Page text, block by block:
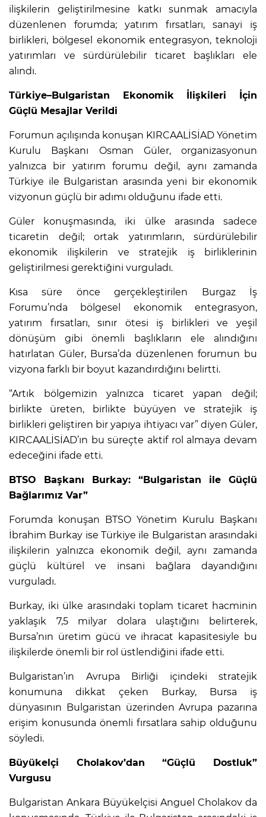
ilişkilerin geliştirilmesine katkı sunmak amacıyla
düzenlenen forumda; yatırım fırsatları, sanayi iş
birlikleri, bölgesel ekonomik entegrasyon, teknoloji
yatırımları ve sürdürülebilir ticaret başlıkları ele
alındı.
Türkiye–Bulgaristan Ekonomik İlişkileri İçin
Güçlü Mesajlar Verildi
Forumun açılışında konuşan KIRCAALİSİAD Yönetim
Kurulu Başkanı Osman Güler, organizasyonun
yalnızca bir yatırım forumu değil, aynı zamanda
Türkiye ile Bulgaristan arasında yeni bir ekonomik
vizyonun güçlü bir adımı olduğunu ifade etti.
Güler konuşmasında, iki ülke arasında sadece
ticaretin değil; ortak yatırımların, sürdürülebilir
ekonomik ilişkilerin ve stratejik iş birliklerinin
geliştirilmesi gerektiğini vurguladı.
Kısa süre önce gerçekleştirilen Burgaz İş
Forumu’nda bölgesel ekonomik entegrasyon,
yatırım fırsatları, sınır ötesi iş birlikleri ve yeşil
dönüşüm gibi önemli başlıkların ele alındığını
hatırlatan Güler, Bursa’da düzenlenen forumun bu
vizyona farklı bir boyut kazandırdığını belirtti.
“Artık bölgemizin yalnızca ticaret yapan değil;
birlikte üreten, birlikte büyüyen ve stratejik iş
birlikleri geliştiren bir yapıya ihtiyacı var” diyen Güler,
KIRCAALİSİAD’ın bu süreçte aktif rol almaya devam
edeceğini ifade etti.
BTSO Başkanı Burkay: “Bulgaristan ile Güçlü
Bağlarımız Var”
Forumda konuşan BTSO Yönetim Kurulu Başkanı
İbrahim Burkay ise Türkiye ile Bulgaristan arasındaki
ilişkilerin yalnızca ekonomik değil, aynı zamanda
güçlü kültürel ve insani bağlara dayandığını
vurguladı.
Burkay, iki ülke arasındaki toplam ticaret hacminin
yaklaşık 7,5 milyar dolara ulaştığını belirterek,
Bursa’nın üretim gücü ve ihracat kapasitesiyle bu
ilişkilerde önemli bir rol üstlendiğini ifade etti.
Bulgaristan’ın Avrupa Birliği içindeki stratejik
konumuna dikkat çeken Burkay, Bursa iş
dünyasının Bulgaristan üzerinden Avrupa pazarına
erişim konusunda önemli fırsatlara sahip olduğunu
söyledi.
Büyükelçi Cholakov’dan “Güçlü Dostluk”
Vurgusu
Bulgaristan Ankara Büyükelçisi Anguel Cholakov da